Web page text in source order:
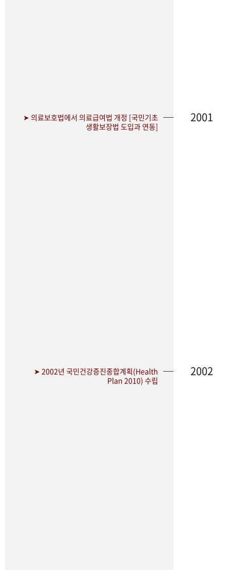
➤ 의료보호법에서 의료급여법 개정 [국민기초
생활보장법 도입과 연동]
2001
➤ 2002년 국민건강증진종합계획(Health
Plan 2010) 수립
2002